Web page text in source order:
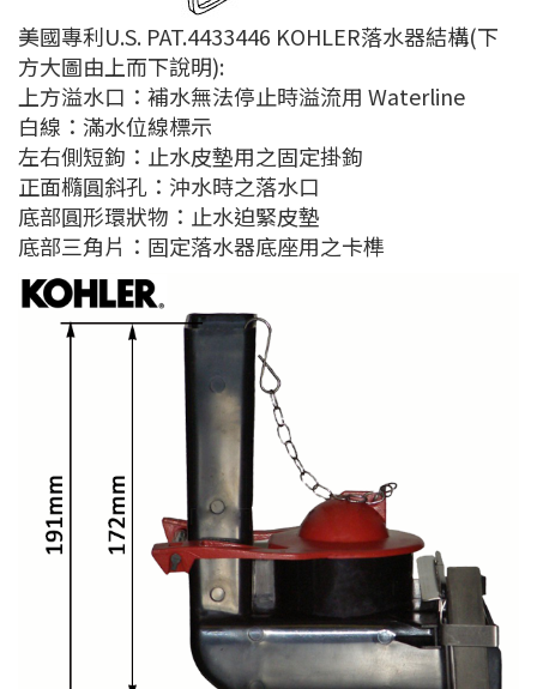
美國專利U.S. PAT.4433446 KOHLER落水器結構(下
方大圖由上而下說明):
上方溢水口：補水無法停止時溢流用 Waterline
白線：滿水位線標示
左右側短鉤：止水皮墊用之固定掛鉤
正面橢圓斜孔：沖水時之落水口
底部圓形環狀物：止水迫緊皮墊
底部三角片：固定落水器底座用之卡榫